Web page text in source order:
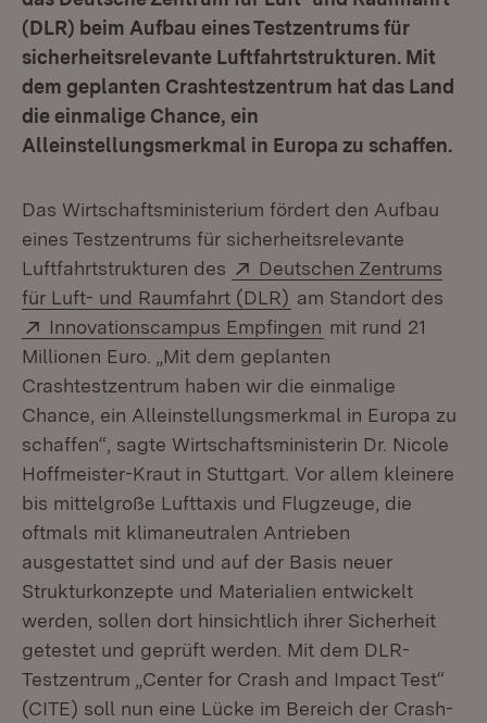
(DLR) beim Aufbau eines Testzentrums für
sicherheitsrelevante Luftfahrtstrukturen. Mit
dem geplanten Crashtestzentrum hat das Land
die einmalige Chance, ein
Alleinstellungsmerkmal in Europa zu schaffen.
Das Wirtschaftsministerium fördert den Aufbau
eines Testzentrums für sicherheitsrelevante
Luftfahrtstrukturen des
Extern:
Deutschen Zentrums
für Luft- und Raumfahrt (DLR) (Öffnet in neuem
am Standort des
Extern:
Innovationscampus Empfingen (Öffnet in neuem
mit rund 21
Millionen Euro. „Mit dem geplanten
Crashtestzentrum haben wir die einmalige
Chance, ein Alleinstellungsmerkmal in Europa zu
schaffen“, sagte Wirtschaftsministerin Dr. Nicole
Hoffmeister-Kraut in Stuttgart. Vor allem kleinere
bis mittelgroße Lufttaxis und Flugzeuge, die
oftmals mit klimaneutralen Antrieben
ausgestattet sind und auf der Basis neuer
Strukturkonzepte und Materialien entwickelt
werden, sollen dort hinsichtlich ihrer Sicherheit
getestet und geprüft werden. Mit dem DLR-
Testzentrum „Center for Crash and Impact Test“
(CITE) soll nun eine Lücke im Bereich der Crash-